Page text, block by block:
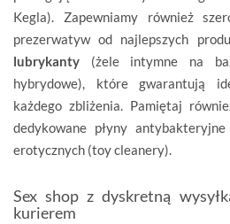
Kegla). Zapewniamy również
prezerwatyw od najlepszych
lubrykanty (żele intymne na
hybrydowe), które gwarantują
każdego zbliżenia. Pamiętaj
dedykowane płyny
erotycznych (toy cleanery).
Sex shop z dyskretną
kurierem